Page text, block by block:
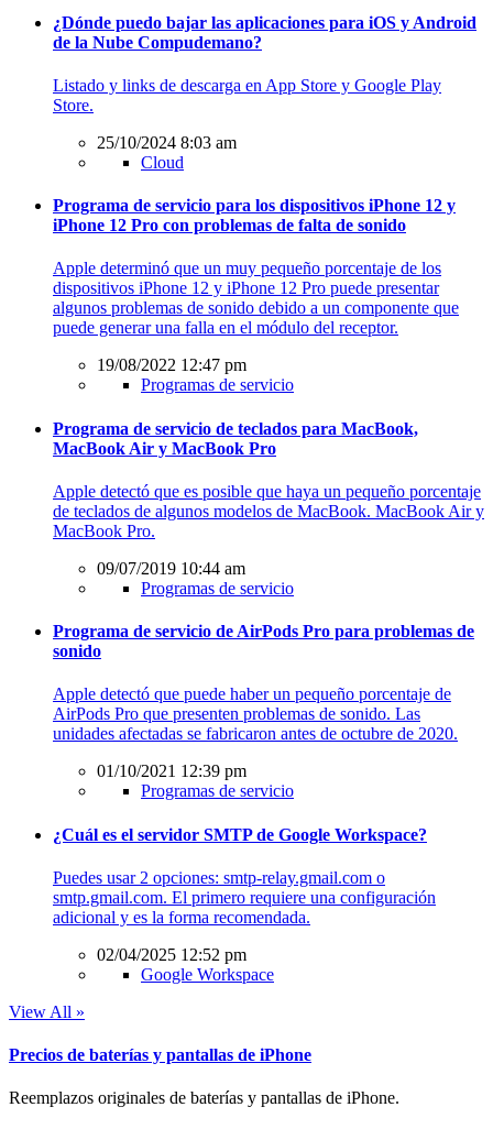
¿Dónde puedo bajar las aplicaciones para iOS y Android
de la Nube Compudemano?
Listado y links de descarga en App Store y Google Play
Store.
25/10/2024 8:03 am
Cloud
Programa de servicio para los dispositivos iPhone 12 y
iPhone 12 Pro con problemas de falta de sonido
Apple determinó que un muy pequeño porcentaje de los
dispositivos iPhone 12 y iPhone 12 Pro puede presentar
algunos problemas de sonido debido a un componente que
puede generar una falla en el módulo del receptor.
19/08/2022 12:47 pm
Programas de servicio
Programa de servicio de teclados para MacBook,
MacBook Air y MacBook Pro
Apple detectó que es posible que haya un pequeño porcentaje
de teclados de algunos modelos de MacBook. MacBook Air y
MacBook Pro.
09/07/2019 10:44 am
Programas de servicio
Programa de servicio de AirPods Pro para problemas de
sonido
Apple detectó que puede haber un pequeño porcentaje de
AirPods Pro que presenten problemas de sonido. Las
unidades afectadas se fabricaron antes de octubre de 2020.
01/10/2021 12:39 pm
Programas de servicio
¿Cuál es el servidor SMTP de Google Workspace?
Puedes usar 2 opciones: smtp-relay.gmail.com o
smtp.gmail.com. El primero requiere una configuración
adicional y es la forma recomendada.
02/04/2025 12:52 pm
Google Workspace
View All »
Precios de baterías y pantallas de iPhone
Reemplazos originales de baterías y pantallas de iPhone.